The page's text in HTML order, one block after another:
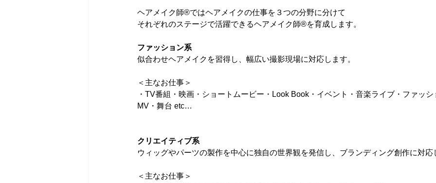
ヘアメイク師®ではヘアメイクの仕事を３つの分野に分けて
それぞれのステージで活躍できるヘアメイク師®を育成します。
ファッション系
似合わせヘアメイクを習得し、幅広い撮影現場に対応します。
＜主なお仕事＞
・TV番組・映画・ショートムービー・Look Book・イベント・音楽ライブ・ファッシ
MV・舞台 etc…
クリエイティブ系
ウィッグやパーツの製作を中心に独自の世界観を発信し、ブランディング創作に対応
＜主なお仕事＞